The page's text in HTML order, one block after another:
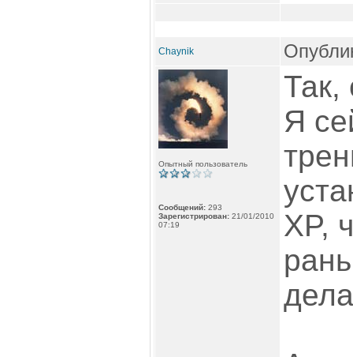
Chaynik
Опытный пользователь
Сообщений: 293
Зарегистрирован: 21/01/2010
07:19
Так,
Я
XP,